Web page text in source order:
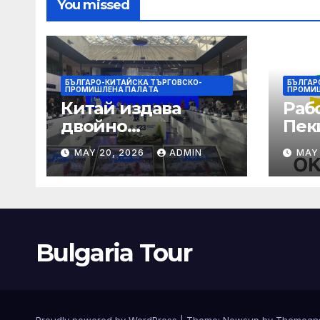
You missed
БЪЛГАРО-КИТАЙСКА ТЪРГОВСКО-
ПРОМИШЛЕНА ПАЛAТА
Китай издава
двойно
предупреждение
за силен дъжд и
пясъчни бури
MAY 20, 2026 ADMIN
Bulgaria Tour